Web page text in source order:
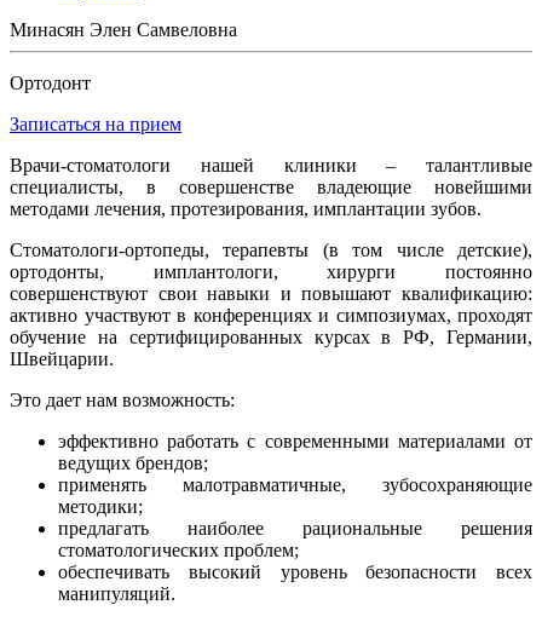
Минасян Элен Самвеловна
Ортодонт
Записаться на прием
Врачи-стоматологи нашей клиники – талантливые
специалисты, в совершенстве владеющие новейшими
методами лечения, протезирования, имплантации зубов.
Стоматологи-ортопеды, терапевты (в том числе детские),
ортодонты, имплантологи, хирурги постоянно
совершенствуют свои навыки и повышают квалификацию:
активно участвуют в конференциях и симпозиумах, проходят
обучение на сертифицированных курсах в РФ, Германии,
Швейцарии.
Это дает нам возможность:
эффективно работать с современными материалами от
ведущих брендов;
применять малотравматичные, зубосохраняющие
методики;
предлагать наиболее рациональные решения
стоматологических проблем;
обеспечивать высокий уровень безопасности всех
манипуляций.